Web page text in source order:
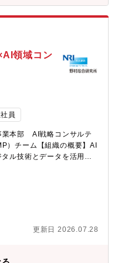
がら実務面でプロジェク
発プロジェクトを支える
CPU開発プロジェクトも
上げしていただける方を
所 先端コンピューティン
持続可能なデジタル社会
ー開発に挑戦し、新たな
げる。【会社の魅力】■働
在宅勤務活用率。 ・コアタ
、介護、私用問わず私生
ライトオフィスは1,900
も積極的に取り組み中。
用可能。 ・各部組織エンゲ
おり、定着する職場環境
、マイルストーン、成果
等に関する予算執行管
パートナーとの契約・進
ミッション】本ポジショ
技術開発の内容を理解し
える役割を期待していま
ただきます。・国プロと
かりやすく整理する・関
成果を適切に説明できる
発業務に集中できるよ
LSI開発やAI技術の専門家
術者と会話し、内容を理
ことを重視します。【配
【組織としてのミッショ
発に挑戦し、新たなコン
が推進する情報通信シス
て、MONAKA-X NPUの開
領域コン
員
業本部 AI戦略コンサルテ
チーム【組織の概要】AI
ル技術とデータを活用
ティング改革、全社業務
気通貫で支援し、クライ
ームは、「生成AIで人的
とし、人材・業務の非構
。“構想→実装→スケール”を
する“現場で使えるAI”を提
更新日 2026.07.28